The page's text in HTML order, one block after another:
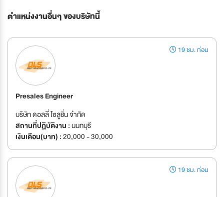
ตำแหน่งงานอื่นๆ ของบริษัทนี้
19 ชม. ก่อน
Presales Engineer
บริษัท ดอลลี่ โซลูชั่น จำกัด
สถานที่ปฏิบัติงาน :นนทบุรี
เงินเดือน(บาท) :20,000 - 30,000
19 ชม. ก่อน